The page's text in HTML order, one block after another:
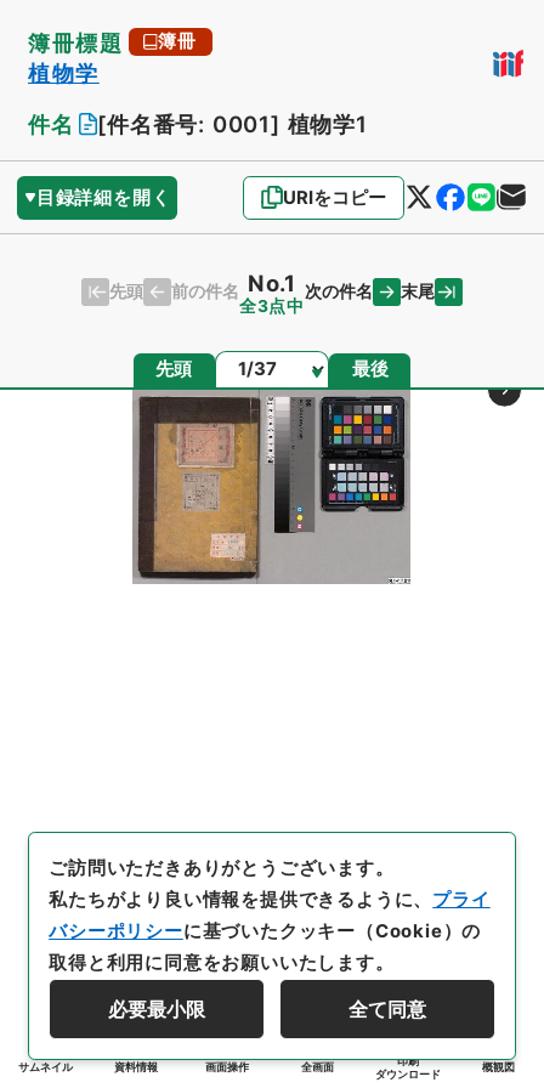
簿冊標題 簿冊
植物学
件名
[件名番号: 0001] 植物学1
目録詳細を開く URIをコピー
先頭 前の件名 No.1
全3点中
次の件名 末尾
先頭 ページ 最後
サムネイル 資料情報 画面操作 全画面
印刷
ダウンロード
概観図
ご訪問いただきありがとうございます。
私たちがより良い情報を提供できるように、 プライ
バシーポリシーに基づいたクッキー（Cookie）の
取得と利用に同意をお願いいたします。
必要最小限 全て同意